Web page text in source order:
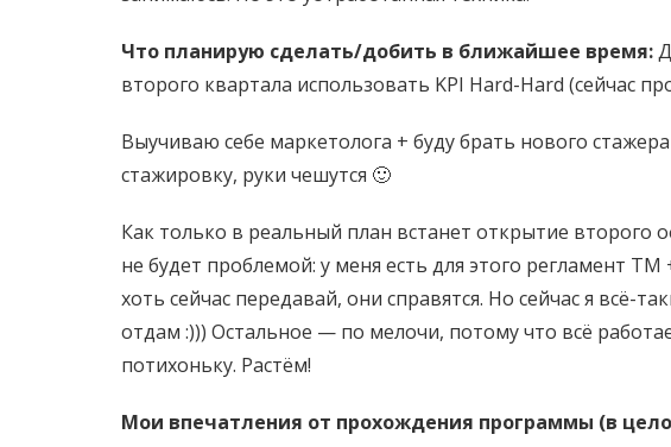
Что планирую сделать/добить в ближайшее время:
второго квартала использовать KPI Hard-Hard (сейчас
Выучиваю себе маркетолога + буду брать нового
стажировку, руки чешутся 🙂
Как только в реальный план встанет открытие второго
не будет проблемой: у меня есть для этого регламент
хоть сейчас передавай, они справятся. Но сейчас я всё-
отдам :))) Остальное — по мелочи, потому что всё
потихоньку. Растём!
Мои впечатления от прохождения программы (в